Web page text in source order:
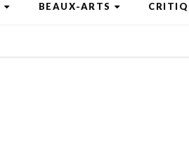
BEAUX-ARTS